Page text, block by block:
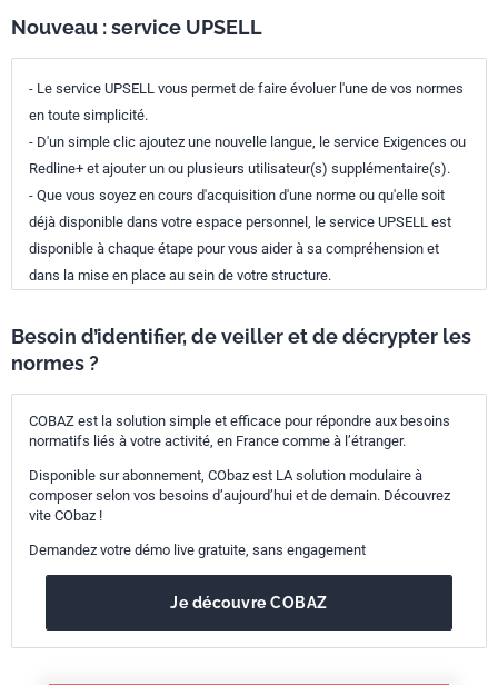
Nouveau : service UPSELL
- Le service UPSELL vous permet de faire évoluer l'une de vos normes
en toute simplicité.
- D'un simple clic ajoutez une nouvelle langue, le service Exigences ou
Redline+ et ajouter un ou plusieurs utilisateur(s) supplémentaire(s).
- Que vous soyez en cours d'acquisition d'une norme ou qu'elle soit
déjà disponible dans votre espace personnel, le service UPSELL est
disponible à chaque étape pour vous aider à sa compréhension et
dans la mise en place au sein de votre structure.
Besoin d’identifier, de veiller et de décrypter les
normes ?
COBAZ est la solution simple et efficace pour répondre aux besoins
normatifs liés à votre activité, en France comme à l’étranger.
Disponible sur abonnement, CObaz est LA solution modulaire à
composer selon vos besoins d’aujourd’hui et de demain. Découvrez
vite CObaz !
Demandez votre démo live gratuite, sans engagement
Je découvre COBAZ